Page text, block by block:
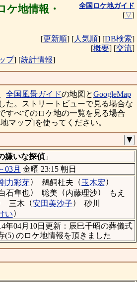
ケ地情報・
全国ロケ地ガイド
[▽]
[更新順] [人気順] [DB検索]
[概要] [交流]
プ] [統計情報]
全国風景ガイドの地図とGoogleMap
た。ストリートビューで見る場合な
すべてのロケ地の一覧を見る場合
マップ]を使ってください。
▼
嫌いな探偵」
03月 金曜 23:15 朝日
力彩芽） 鵜飼杜夫 （玉木宏）
石隼也） 聡美 （内藤理沙）
もえ
三木 （安田美沙子）
砂川
い）
年04月10日更新：辰巳千昭の葬儀式
(5) のロケ地情報を頂きました